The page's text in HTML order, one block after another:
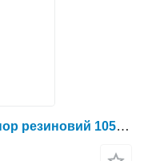
Другие рабочие элементы Стопор резиновий 1054025432 для жатки зерновой Holmer